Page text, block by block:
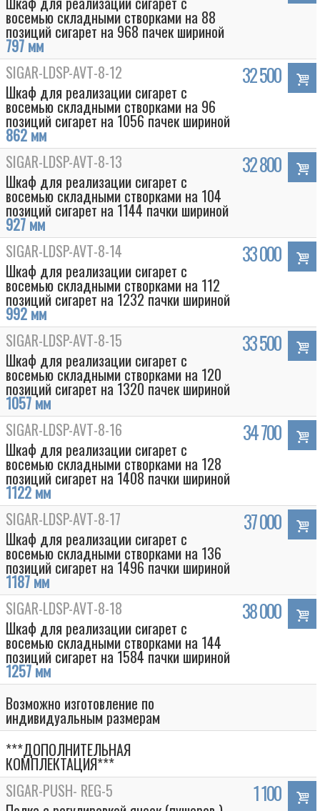
восемью складными створками на 88
позиций сигарет на 968 пачек шириной
797 мм
SIGAR-LDSP-AVT-8-12
Шкаф для реализации сигарет с
восемью складными створками на 96
позиций сигарет на 1056 пачек шириной
862 мм
32 500
SIGAR-LDSP-AVT-8-13
Шкаф для реализации сигарет с
восемью складными створками на 104
позиций сигарет на 1144 пачки шириной
927 мм
32 800
SIGAR-LDSP-AVT-8-14
Шкаф для реализации сигарет с
восемью складными створками на 112
позиций сигарет на 1232 пачки шириной
992 мм
33 000
SIGAR-LDSP-AVT-8-15
Шкаф для реализации сигарет с
восемью складными створками на 120
позиций сигарет на 1320 пачек шириной
1057 мм
33 500
SIGAR-LDSP-AVT-8-16
Шкаф для реализации сигарет с
восемью складными створками на 128
позиций сигарет на 1408 пачки шириной
1122 мм
34 700
SIGAR-LDSP-AVT-8-17
Шкаф для реализации сигарет с
восемью складными створками на 136
позиций сигарет на 1496 пачки шириной
1187 мм
37 000
SIGAR-LDSP-AVT-8-18
Шкаф для реализации сигарет с
восемью складными створками на 144
позиций сигарет на 1584 пачки шириной
1257 мм
38 000
Возможно изготовление по
индивидуальным размерам
***ДОПОЛНИТЕЛЬНАЯ
КОМПЛЕКТАЦИЯ***
SIGAR-PUSH- REG-5
1 100